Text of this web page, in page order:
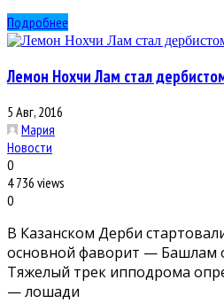
Подробнее
Лемон Нохчи Лам стал
5 Авг, 2016
Мария
Новости
0
4 736 views
0
В Казанском Дерби
основной фаворит — Башлам
Тяжелый трек ипподрома
— лошади